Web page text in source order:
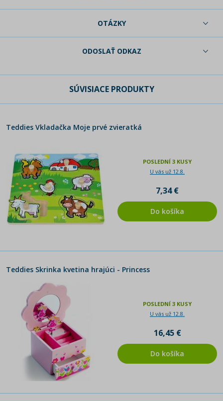
OTÁZKY
ODOSLAŤ ODKAZ
SÚVISIACE PRODUKTY
Teddies Vkladačka Moje prvé zvieratká
POSLEDNÍ 3 KUSY
U vás už 12.8.
7,34 €
Do košíka
Teddies Skrinka kvetina hrajúci - Princess
POSLEDNÍ 3 KUSY
U vás už 12.8.
16,45 €
Do košíka